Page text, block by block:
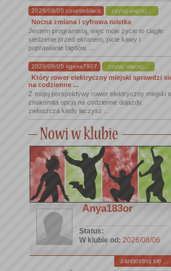
2026/08/05 cosetteblack czytaj więcej...
Nocna zmiana i cyfrowa ruletka
Jestem programistą, więc moje życie to ciągłe
siedzenie przed ekranem, picie kawy i
poprawianie błędów, ...
2026/08/05 tigexa7907 czytaj więcej...
Który rower elektryczny miejski sprawdzi
na codzienne ...
Z mojej perspektywy rower elektryczny miejski
znakomita opcja na codzienne dojazdy,
zwłaszcza kiedy łączysz ...
Anya183or
Status:
W klubie od: 2026/08/06
zarejestruj się ...